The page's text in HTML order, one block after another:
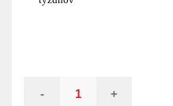
- +